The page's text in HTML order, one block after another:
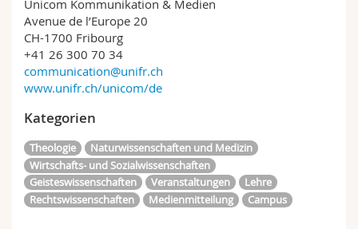
Unicom Kommunikation & Medien
Avenue de l’Europe 20
CH-1700 Fribourg
+41 26 300 70 34
communication@unifr.ch
www.unifr.ch/unicom/de
Kategorien
Theologie
Naturwissenschaften und Medizin
Wirtschafts- und Sozialwissenschaften
Geisteswissenschaften
Veranstaltungen
Lehre
Rechtswissenschaften
Medienmitteilung Campus